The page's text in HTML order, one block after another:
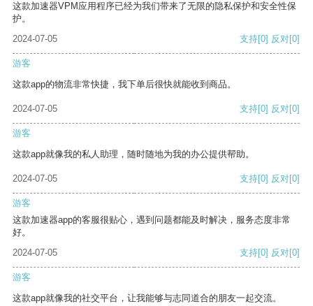
这款加速器VPM应用程序已经为我们带来了无限的隐私保护和安全性保
护。
2024-07-05
支持[0] 反对[0]
游客
这款app的物流非常快捷，我下单后很快就能收到商品。
2024-07-05 支持[0] 反对[0]
游客
这款app就像我的私人助理，随时随地为我的办公提供帮助。
2024-07-05 支持[0] 反对[0]
游客
这款加速器app的客服很贴心，遇到问题都能及时解决，服务态度非常
好。
2024-07-05
支持[0] 反对[0]
游客
这款app就像我的社交平台，让我能够与志同道合的朋友一起交流。